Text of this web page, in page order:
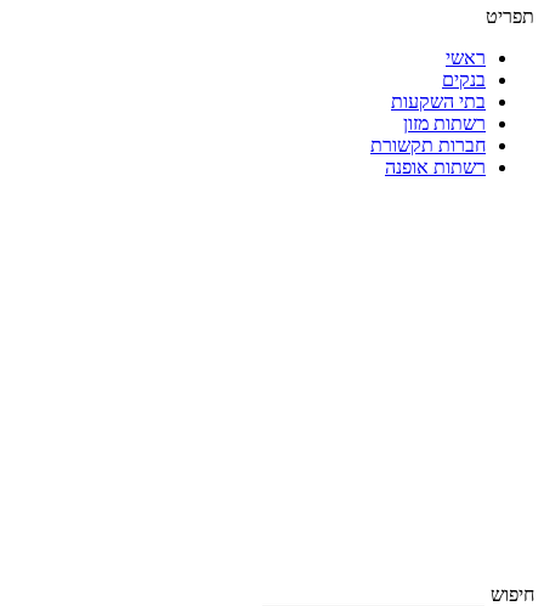
תפריט
ראשי
בנקים
בתי השקעות
רשתות מזון
חברות תקשורת
רשתות אופנה
חיפוש